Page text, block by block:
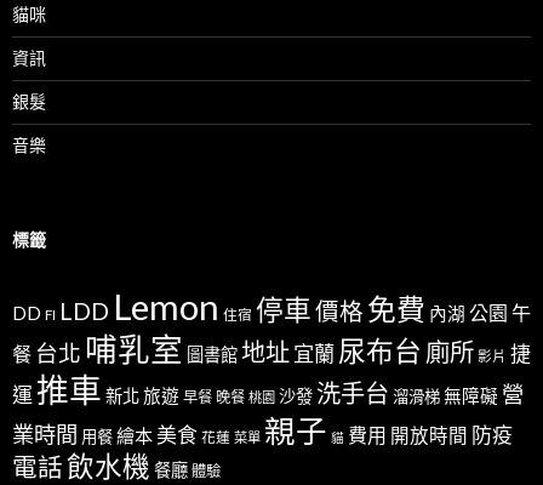
貓咪
資訊
銀髮
音樂
標籤
DD FI LDD Lemon 住宿 停車價格 免費 內湖 公園 午
餐 台北 哺乳室 圖書館地址宜蘭尿布台 廁所 影片 捷
運推車 新北旅遊 早餐 晚餐 桃園 沙發 洗手台 溜滑梯無障礙 營
業時間 用餐繪本 美食 花蓮 菜單 親子 貓 費用 開放時間 防疫
電話飲水機 餐廳 體驗